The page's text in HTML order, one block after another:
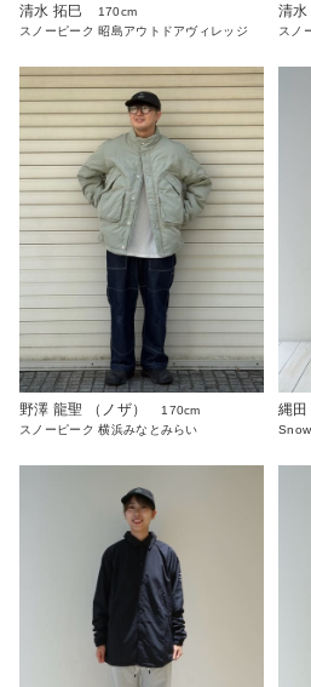
清水 拓巳
170cm
スノーピーク 昭島アウトドアヴィレッジ
清水
スノ
野澤 龍聖 （ノザ）
170cm
スノーピーク 横浜みなとみらい
縄田